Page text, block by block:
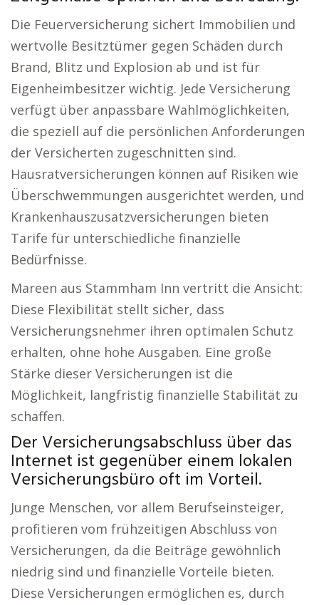
Die Feuerversicherung sichert Immobilien und
wertvolle Besitztümer gegen Schäden durch
Brand, Blitz und Explosion ab und ist für
Eigenheimbesitzer wichtig. Jede Versicherung
verfügt über anpassbare Wahlmöglichkeiten,
die speziell auf die persönlichen Anforderungen
der Versicherten zugeschnitten sind.
Hausratversicherungen können auf Risiken wie
Überschwemmungen ausgerichtet werden, und
Krankenhauszusatzversicherungen bieten
Tarife für unterschiedliche finanzielle
Bedürfnisse.
Mareen aus Stammham Inn vertritt die Ansicht:
Diese Flexibilität stellt sicher, dass
Versicherungsnehmer ihren optimalen Schutz
erhalten, ohne hohe Ausgaben. Eine große
Stärke dieser Versicherungen ist die
Möglichkeit, langfristig finanzielle Stabilität zu
schaffen.
Der Versicherungsabschluss über das
Internet ist gegenüber einem lokalen
Versicherungsbüro oft im Vorteil.
Junge Menschen, vor allem Berufseinsteiger,
profitieren vom frühzeitigen Abschluss von
Versicherungen, da die Beiträge gewöhnlich
niedrig sind und finanzielle Vorteile bieten.
Diese Versicherungen ermöglichen es, durch